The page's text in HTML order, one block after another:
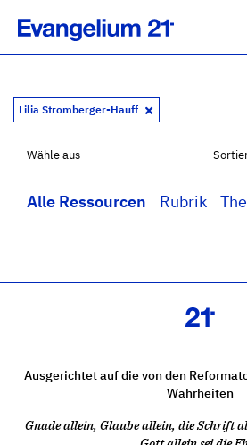
Lilia Stromberger-Hauff
Wähle aus
Alle Ressourcen Rubrik
Ausgerichtet auf die von den
Wahrheiten
Gnade allein, Glaube allein, die Schrift